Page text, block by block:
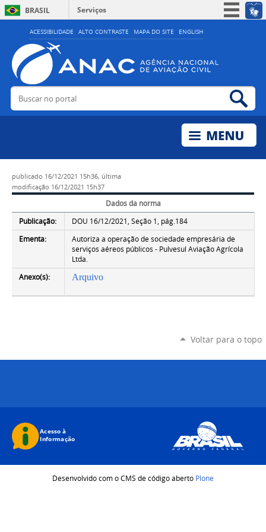
ACESSIBILIDADE ALTO CONTRASTE MAPA DO SITE ENGLISH
BRASIL
Serviços
Simplifique!
Acesso à informação
Legislação
Buscar no portal
publicado 16/12/2021 15h36, última
modificação 16/12/2021 15h37
Dados da norma
Publicação:
DOU 16/12/2021, Seção 1, pág.184
Ementa:
Autoriza a operação de sociedade empresária de
serviços aéreos públicos - Pulvesul Aviação Agrícola
Ltda.
Anexo(s):
Arquivo
Voltar para o topo
Desenvolvido com o CMS de código aberto Plone